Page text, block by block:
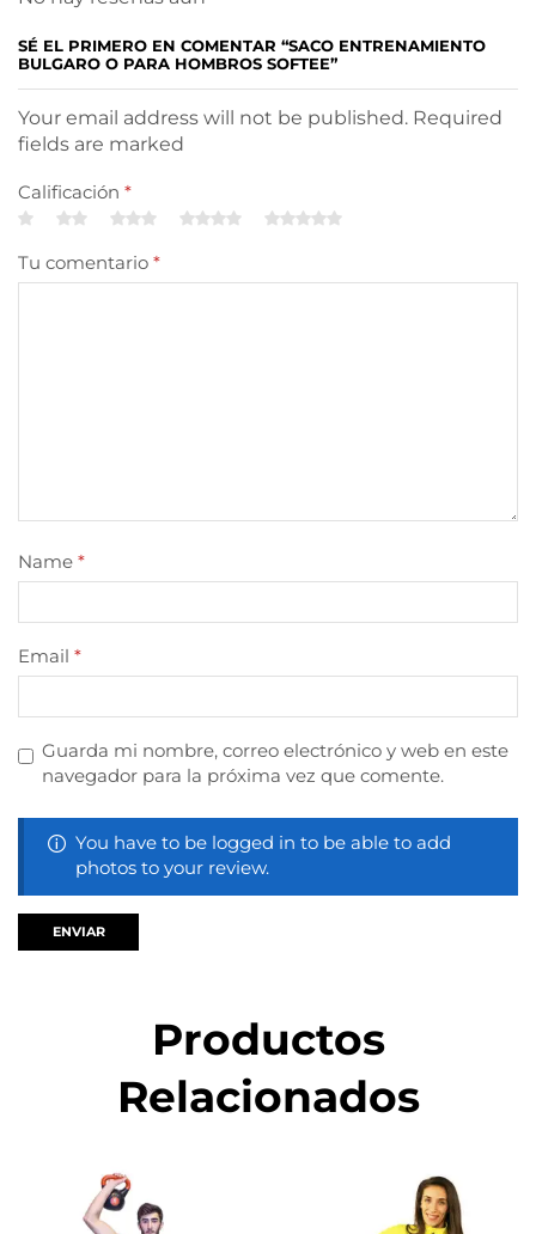
SÉ EL PRIMERO EN COMENTAR “SACO ENTRENAMIENTO
BULGARO O PARA HOMBROS SOFTEE”
Your email address will not be published. Required
fields are marked
Calificación *
Tu comentario *
Name *
Email *
Guarda mi nombre, correo electrónico y web en este
navegador para la próxima vez que comente.
You have to be logged in to be able to add
photos to your review.
Productos
Relacionados